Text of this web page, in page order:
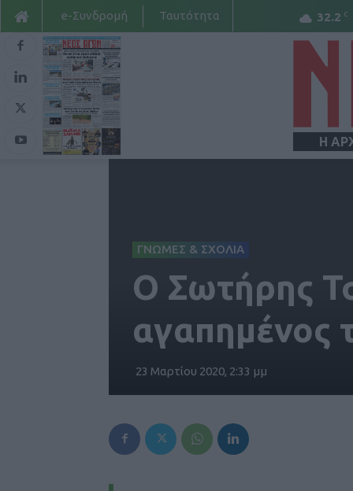
32.2 C
e-Συνδρομή Ταυτότητα
Η
ΓΝΩΜΕΣ & ΣΧΟΛΙΑ
Ο Σωτήρης
αγαπημένος
23 Μαρτίου 2020, 2:33 μμ